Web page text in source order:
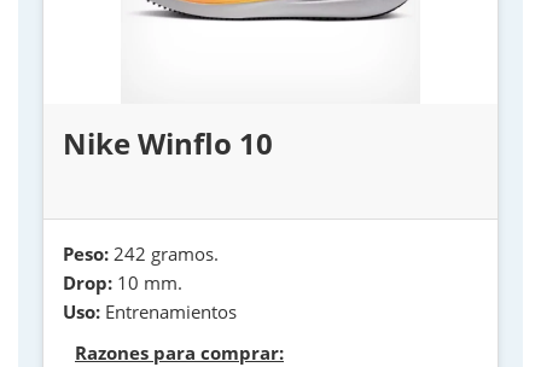
Nike Winflo 10
Peso: 242 gramos.
Drop: 10 mm.
Uso: Entrenamientos
Razones para comprar: